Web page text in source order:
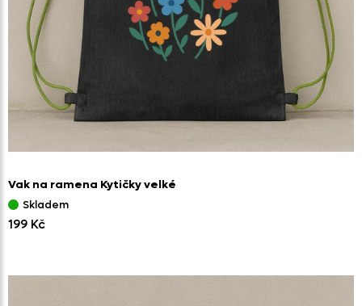
Vak na ramena Kytičky velké
Skladem
199 Kč